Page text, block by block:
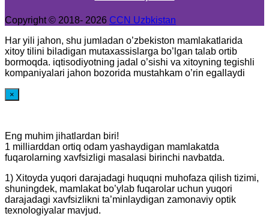
Copyright © 2018- 2026 CCN Uzbkistan
Har yili jahon, shu jumladan o’zbekiston mamlakatlarida
xitoy tilini biladigan mutaxassislarga bo’lgan talab ortib
bormoqda. iqtisodiyotning jadal o’sishi va xitoyning tegishli
kompaniyalari jahon bozorida mustahkam o’rin egallaydi
×
Eng muhim jihatlardan biri!
1 milliarddan ortiq odam yashaydigan mamlakatda
fuqarolarning xavfsizligi masalasi birinchi navbatda.
1) Xitoyda yuqori darajadagi huquqni muhofaza qilish tizimi,
shuningdek, mamlakat bo’ylab fuqarolar uchun yuqori
darajadagi xavfsizlikni ta’minlaydigan zamonaviy optik
texnologiyalar mavjud.